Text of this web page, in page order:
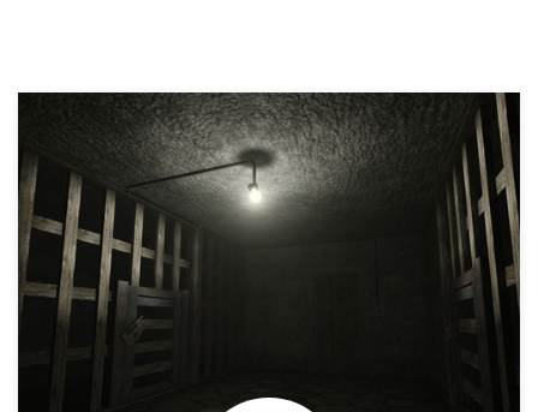
ブラック企業です。 なんでもマ
ルチに出来るハイブリット人間じ
ゃないと対応できませんからねブ
ラ ...
い。嘘も方便なんだよ。最低でも
それぐらいはやってもらわないと
...
をもらう以外何も知らない
社員の頭の弱さについて…
YouTuberタケヤキ翔の話題から
始まったネットへの認識の差… 今
回なぜこんな記事書いてるかとい
うと、ある意味全然関係ないのに
名前出すのはあれなんですけど、
‎YouTuberのタケヤキ翔さんなん
です話のきっかけは。 タケヤキ
翔といえば登録者数100万人を超
ーバーですよね☆ 僕の知り合い
でこのタケヤキ翔さんと友達の奴
中国人の人への見方が変わった
話！ ウチの店では今中国の子を1
人雇っていますが、なんか最初は
どうしても偏見があって、避けて
た部分があったのですが、凄くい
い子でした！ ①よく働く！常に
動いていて止まってサボってる事
がない！店が暇な時も常に品出し
してる！ ②礼儀正しい！上下関
係がちゃんとしてるって感じか